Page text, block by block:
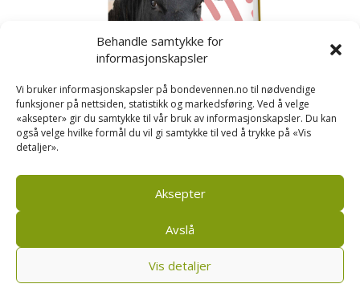
Behandle samtykke for
informasjonskapsler
Vi bruker informasjonskapsler på bondevennen.no til nødvendige
funksjoner på nettsiden, statistikk og markedsføring. Ved å velge
«aksepter» gir du samtykke til vår bruk av informasjonskapsler. Du kan
også velge hvilke formål du vil gi samtykke til ved å trykke på «Vis
detaljer».
Aksepter
Avslå
Vis detaljer
Kusignal
Bondevennen SA, Pb 208, sentrum, 4001 Stavanger